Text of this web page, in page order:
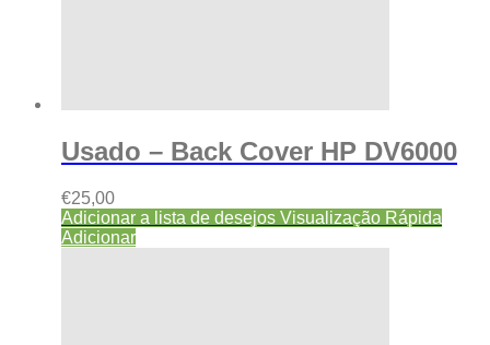
Usado – Back Cover HP DV6000
€25,00
Adicionar a lista de desejos Visualização Rápida
Adicionar